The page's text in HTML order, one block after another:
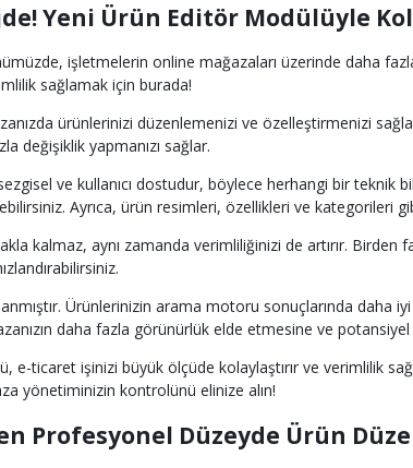
Yeni Ürün Editör Modülüyle
işletmelerin online mağazaları üzerinde daha
sağlamak için burada!
ürünlerinizi düzenlemenizi ve özelleştirmenizi
değişiklik yapmanızı sağlar.
ve kullanıcı dostudur, böylece herhangi bir teknik
Ayrıca, ürün resimleri, özellikleri ve kategorileri
kalmaz, aynı zamanda verimliliğinizi de artırır.
Ürünlerinizin arama motoru sonuçlarında daha
daha fazla görünürlük elde etmesine ve potansiyel
e-ticaret işinizi büyük ölçüde kolaylaştırır ve verimlilik
yönetiminizin kontrolünü elinize alın!
Profesyonel Düzeyde Ürün